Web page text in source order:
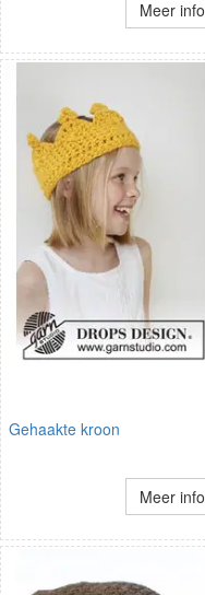
Meer info
Gehaakte kroon
Meer info